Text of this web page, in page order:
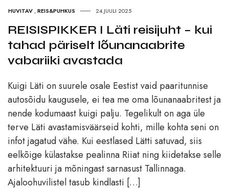
HUVITAV ,REIS&PUHKUS 24.JUULI 2025
REISISPIKKER I Läti reisijuht – kui
tahad päriselt lõunanaabrite
vabariiki avastada
Kuigi Läti on suurele osale Eestist vaid paaritunnise
autosõidu kaugusele, ei tea me oma lõunanaabritest ja
nende kodumaast kuigi palju. Tegelikult on aga üle
terve Läti avastamisväärseid kohti, mille kohta seni on
infot jagatud vähe. Kui eestlased Lätti satuvad, siis
eelkõige külastakse pealinna Riiat ning kiidetakse selle
arhitektuuri ja mõningast sarnasust Tallinnaga.
Ajaloohuvilistel tasub kindlasti […]